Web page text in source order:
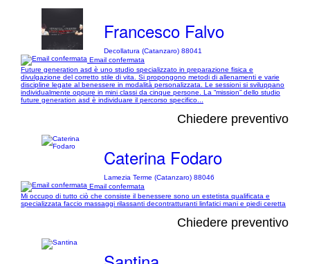
Francesco Falvo
Decollatura (Catanzaro) 88041
Email confermata
Future generation asd è uno studio specializzato in preparazione fisica e
divulgazione del corretto stile di vita. Si propongono metodi di allenamenti e varie
discipline legate al benessere in modalità personalizzata. Le sessioni si sviluppano
individualmente oppure in mini classi da cinque persone. La “mission” dello studio
future generation asd è individuare il percorso specifico...
Chiedere preventivo
Caterina Fodaro
Lamezia Terme (Catanzaro) 88046
Email confermata
Mi occupo di tutto ciò che consiste il benessere sono un estetista qualificata e
specializzata faccio massaggi rilassanti decontratturanti linfatici mani e piedi ceretta
Chiedere preventivo